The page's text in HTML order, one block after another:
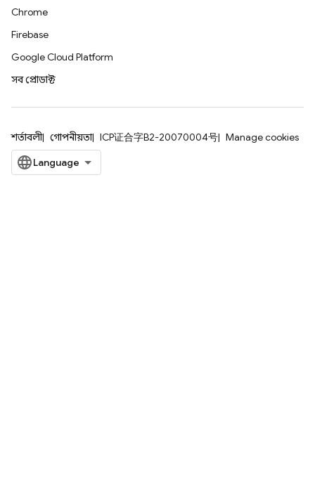
Chrome
Firebase
Google Cloud Platform
সব প্রোডাক্ট
শর্তাবলী গোপনীয়তা ICP证合字B2-20070004号 Manage cookies